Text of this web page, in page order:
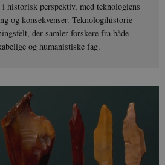
historisk perspektiv, med teknologiens
og konsekvenser. Teknologihistorie
der samler forskere fra både
og humanistiske fag.